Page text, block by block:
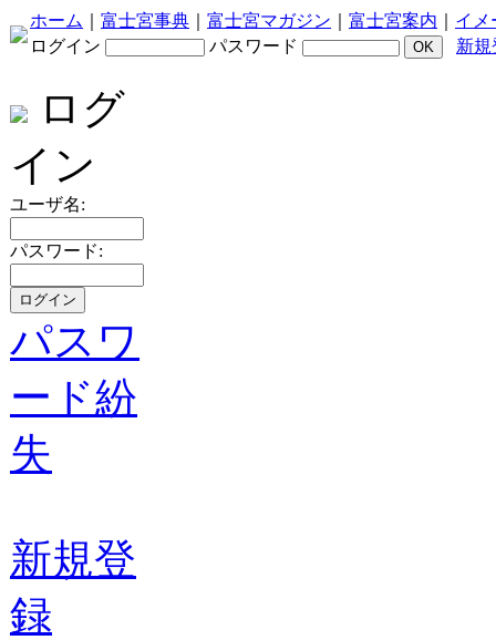
ホーム 富士宮事典 富士宮マガジン 富士宮案内
イメ
ログイン
パスワード 新規
ログ
イン
ユーザ名:
パスワード:
パスワ
ード紛
失
新規登
録